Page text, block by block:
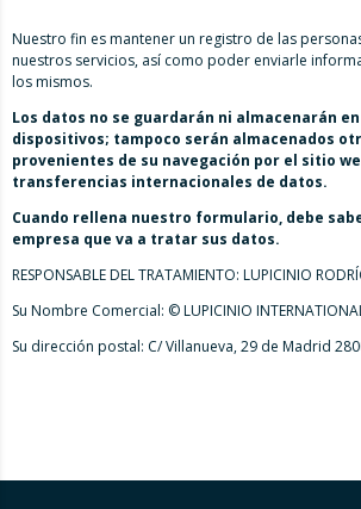
Nuestro fin es mantener un registro de las
nuestros servicios, así como poder enviarle
los mismos.
Los datos no se guardarán ni almacenarán
dispositivos; tampoco serán almacenados
provenientes de su navegación por el sitio
transferencias internacionales de datos.
Cuando rellena nuestro formulario, debe
empresa que va a tratar sus datos.
RESPONSABLE DEL TRATAMIENTO: LUPICINIO
Su Nombre Comercial: © LUPICINIO
Su dirección postal: C/ Villanueva, 29 de Madrid